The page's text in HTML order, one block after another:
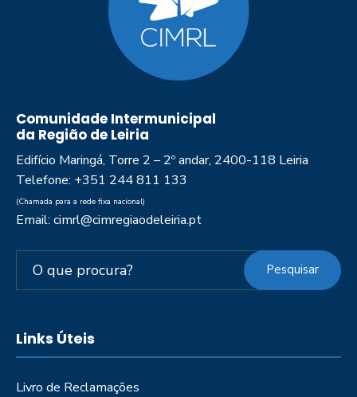
Comunidade Intermunicipal
da Região de Leiria
Edifício Maringá, Torre 2 – 2º andar, 2400-118 Leiria
Telefone: +351 244 811 133
(Chamada para a rede fixa nacional)
Email: cimrl@cimregiaodeleiria.pt
Pesquisar
Links Úteis
Livro de Reclamações